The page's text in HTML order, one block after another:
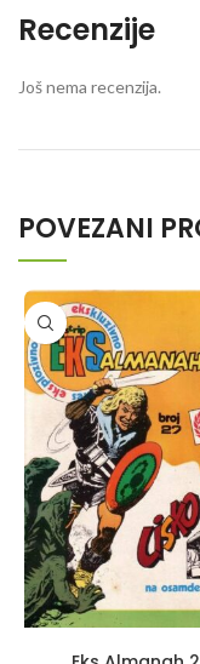
Recenzije
Još nema recenzija.
POVEZANI